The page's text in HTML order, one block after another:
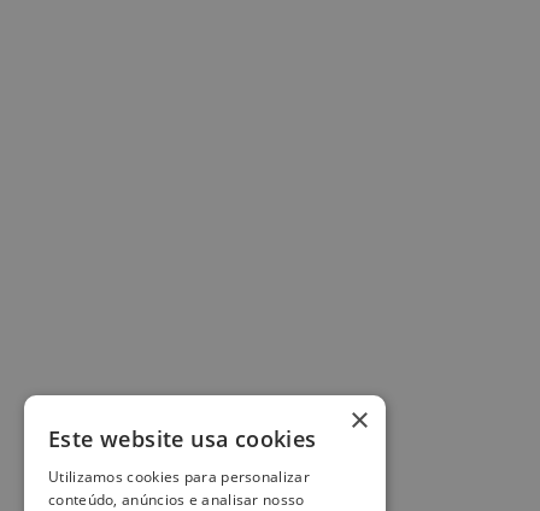
×
Este website usa cookies
Utilizamos cookies para personalizar
conteúdo, anúncios e analisar nosso